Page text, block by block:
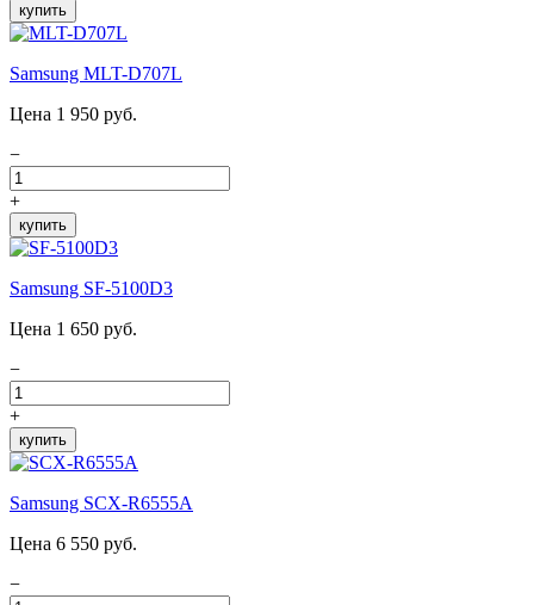
купить
Samsung MLT-D707L
Цена 1 950 руб.
−
+
купить
Samsung SF-5100D3
Цена 1 650 руб.
−
+
купить
Samsung SCX-R6555A
Цена 6 550 руб.
−